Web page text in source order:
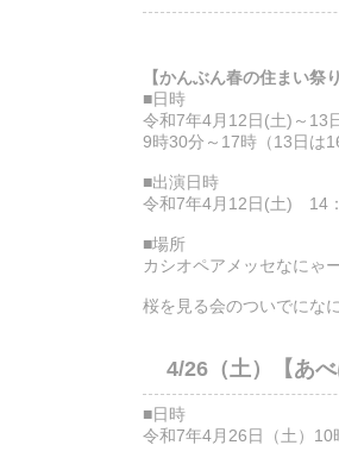
【かんぶん春の住まい祭
■日時
令和7年4月12日(土)～13
9時30分～17時（13日は
■出演日時
令和7年4月12日(土) 14
■場所
カシオペアメッセなにゃ
桜を見る会のついでにな
4/26（土）【あ
■日時
令和7年4月26日（土）10